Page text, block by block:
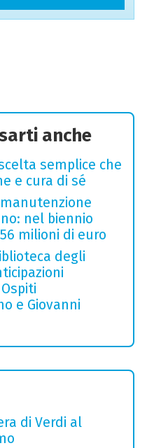
anche
semplice che
e cura di sé
nel biennio
milioni di euro
degli
e Giovanni
di Verdi al